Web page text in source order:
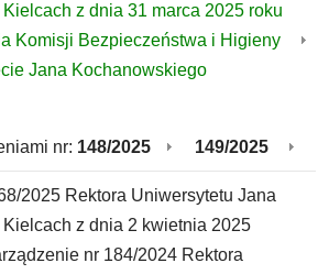
z dnia 31 marca 2025 roku
Komisji Bezpieczeństwa i Higieny
Jana Kochanowskiego
nr: 148/2025 149/2025
2025 Rektora Uniwersytetu Jana
z dnia 2 kwietnia 2025
nr 184/2024 Rektora